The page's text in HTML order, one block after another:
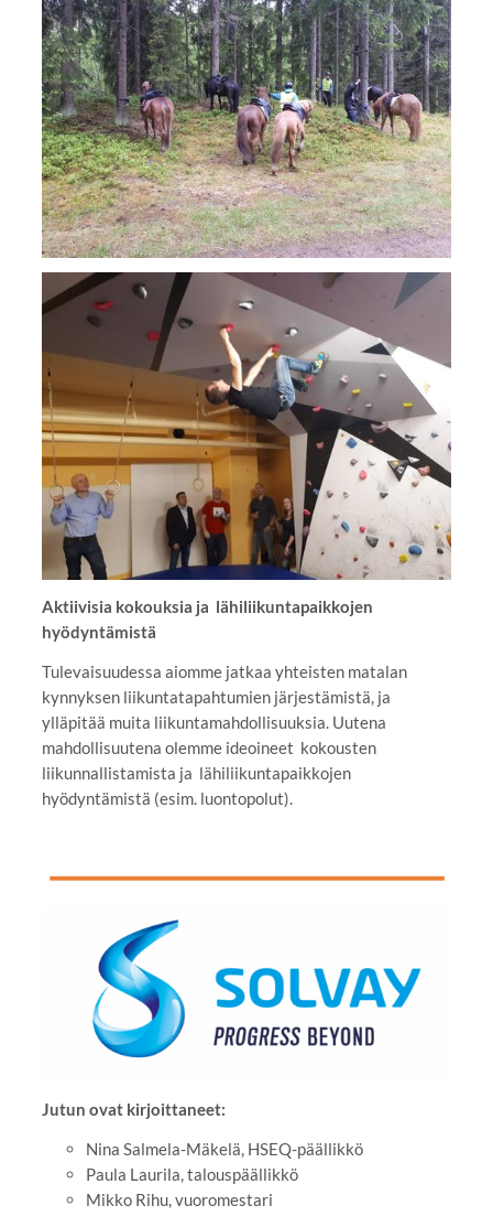
Aktiivisia kokouksia ja lähiliikuntapaikkojen
hyödyntämistä
Tulevaisuudessa aiomme jatkaa yhteisten matalan
kynnyksen liikuntatapahtumien järjestämistä, ja
ylläpitää muita liikuntamahdollisuuksia. Uutena
mahdollisuutena olemme ideoineet kokousten
liikunnallistamista ja lähiliikuntapaikkojen
hyödyntämistä (esim. luontopolut).
Jutun ovat kirjoittaneet:
Nina Salmela-Mäkelä, HSEQ-päällikkö
Paula Laurila, talouspäällikkö
Mikko Rihu, vuoromestari